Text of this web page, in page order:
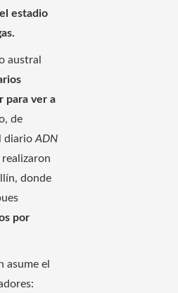
estadio
austral
para ver a
de
diario ADN
donde
por
asume el